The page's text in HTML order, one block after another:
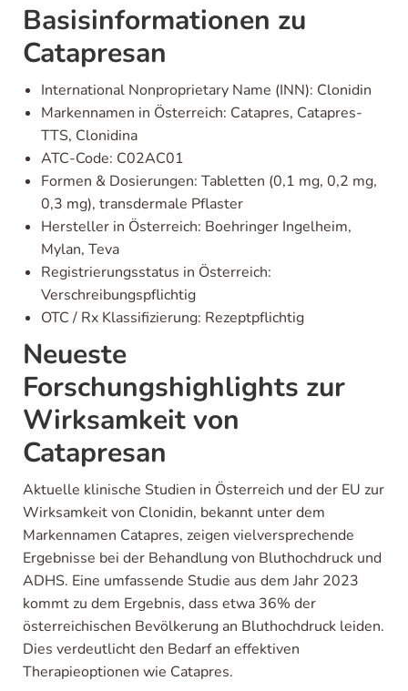
Basisinformationen zu
Catapresan
International Nonproprietary Name (INN): Clonidin
Markennamen in Österreich: Catapres, Catapres-
TTS, Clonidina
ATC-Code: C02AC01
Formen & Dosierungen: Tabletten (0,1 mg, 0,2 mg,
0,3 mg), transdermale Pflaster
Hersteller in Österreich: Boehringer Ingelheim,
Mylan, Teva
Registrierungsstatus in Österreich:
Verschreibungspflichtig
OTC / Rx Klassifizierung: Rezeptpflichtig
Neueste
Forschungshighlights zur
Wirksamkeit von
Catapresan
Aktuelle klinische Studien in Österreich und der EU zur
Wirksamkeit von Clonidin, bekannt unter dem
Markennamen Catapres, zeigen vielversprechende
Ergebnisse bei der Behandlung von Bluthochdruck und
ADHS. Eine umfassende Studie aus dem Jahr 2023
kommt zu dem Ergebnis, dass etwa 36% der
österreichischen Bevölkerung an Bluthochdruck leiden.
Dies verdeutlicht den Bedarf an effektiven
Therapieoptionen wie Catapres.